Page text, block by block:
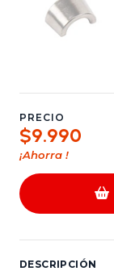
PRECIO
$9.990
¡Ahorra !
DESCRIPCIÓN